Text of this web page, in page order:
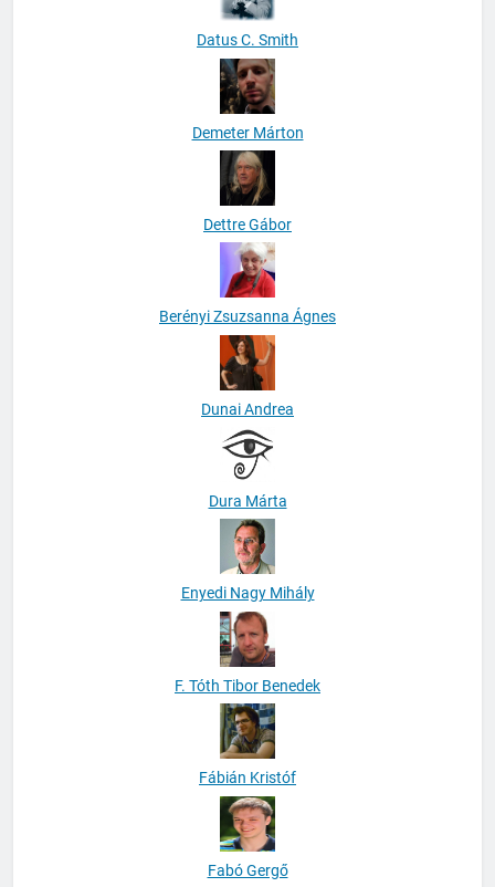
Datus C. Smith
Demeter Márton
Dettre Gábor
Berényi Zsuzsanna Ágnes
Dunai Andrea
Dura Márta
Enyedi Nagy Mihály
F. Tóth Tibor Benedek
Fábián Kristóf
Fabó Gergő